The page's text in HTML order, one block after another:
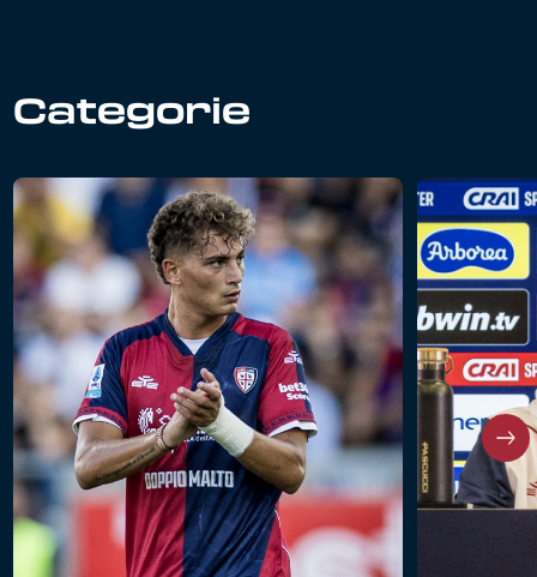
Categorie